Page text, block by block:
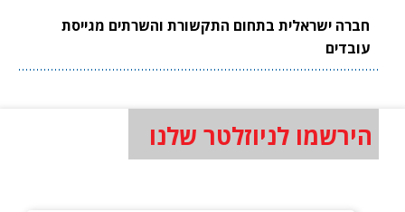
חברה ישראלית בתחום התקשורת והשרתים מגייסת
עובדים
הירשמו לניוזלטר שלנו